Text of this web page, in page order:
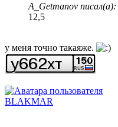
A_Getmanov писал(а):
12,5
у меня точно такаяже.
BLAKMAR